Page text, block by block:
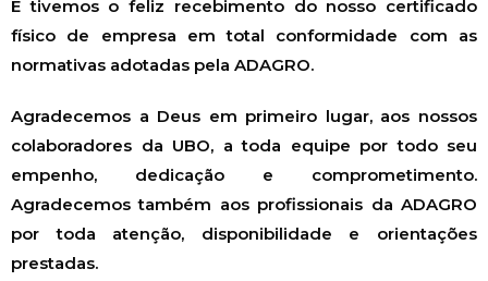
E tivemos o feliz recebimento do nosso certificado
físico de empresa em total conformidade com as
normativas adotadas pela ADAGRO.
Agradecemos a Deus em primeiro lugar, aos nossos
colaboradores da UBO, a toda equipe por todo seu
empenho, dedicação e comprometimento.
Agradecemos também aos profissionais da ADAGRO
por toda atenção, disponibilidade e orientações
prestadas.